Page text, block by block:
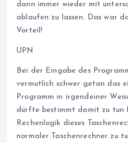
dann immer wieder mit
ablaufen zu lassen. Das war
Vorteil!
UPN
Bei der Eingabe des
vermutlich schwer getan das
Programm in irgendeiner
dürfte bestimmt damit zu tun
Rechenlogik dieses
normaler Taschenrechner zu